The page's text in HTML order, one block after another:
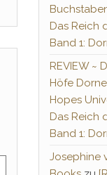
Das Reich
Band 1:
REVIEW ~
Höfe
Hopes
Das Reich
Band 1:
Josephine